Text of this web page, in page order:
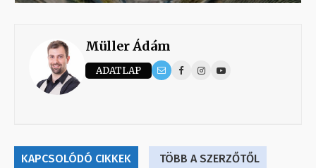
Müller Ádám
ADATLAP
KAPCSOLÓDÓ CIKKEK TÖBB A SZERZŐTŐL